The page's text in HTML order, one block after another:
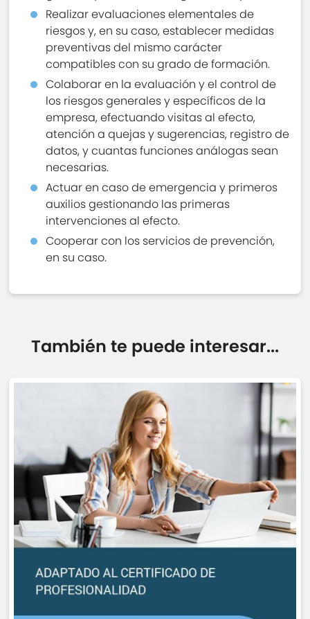
Realizar evaluaciones elementales de
riesgos y, en su caso, establecer medidas
preventivas del mismo carácter
compatibles con su grado de formación.
Colaborar en la evaluación y el control de
los riesgos generales y específicos de la
empresa, efectuando visitas al efecto,
atención a quejas y sugerencias, registro de
datos, y cuantas funciones análogas sean
necesarias.
Actuar en caso de emergencia y primeros
auxilios gestionando las primeras
intervenciones al efecto.
Cooperar con los servicios de prevención,
en su caso.
También te puede interesar...